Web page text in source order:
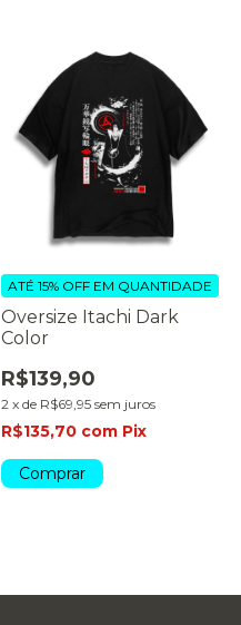
Oversize Itachi Dark
Color
R$139,90
2 x de R$69,95 sem juros
ATÉ 15% OFF EM QUANTIDADE
R$135,70 com Pix
Comprar